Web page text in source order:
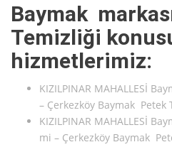
Baymak
Temizliği
hizmetlerimiz:
KIZILPINAR MAHALLESİ
– Çerkezköy Baymak
KIZILPINAR MAHALLESİ
mi – Çerkezköy Baymak